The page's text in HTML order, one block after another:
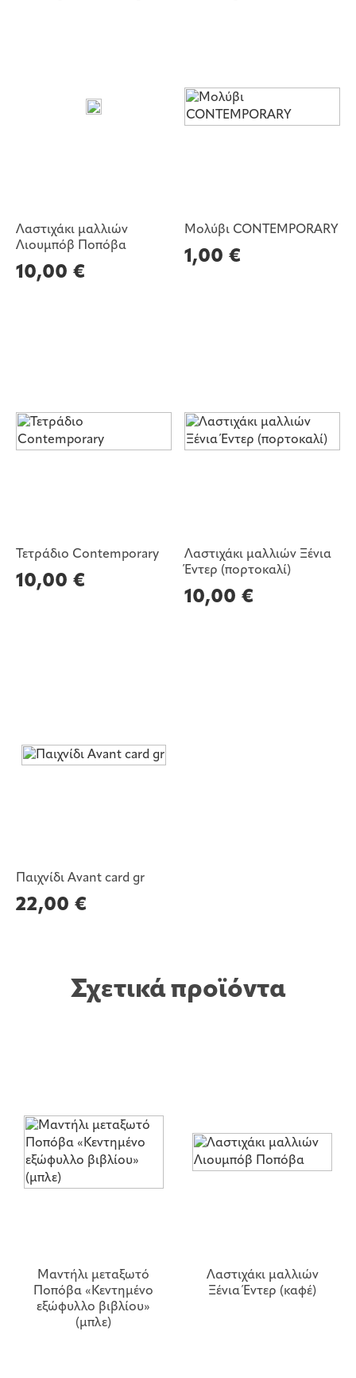
Λαστιχάκι μαλλιών
Λιουμπόβ Ποπόβα
10,00 €
Μολύβι CONTEMPORARY
1,00 €
Τετράδιο Contemporary
10,00 €
Λαστιχάκι μαλλιών Ξένια
Έντερ (πορτοκαλί)
10,00 €
Παιχνίδι Avant card gr
22,00 €
Σχετικά προϊόντα
Μαντήλι μεταξωτό
Ποπόβα «Κεντημένο
εξώφυλλο βιβλίου»
(μπλε)
Λαστιχάκι μαλλιών
Ξένια Έντερ (καφέ)